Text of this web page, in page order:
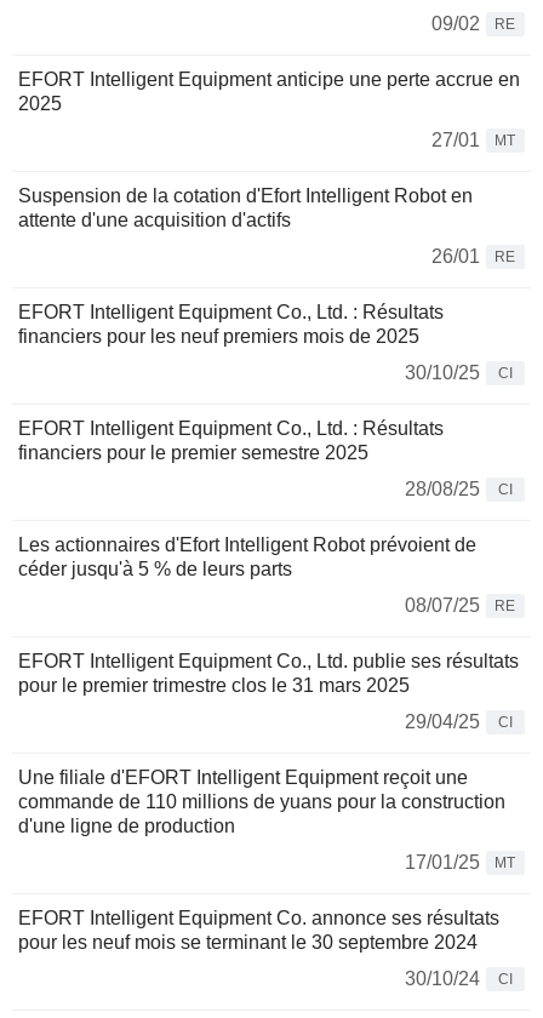
09/02
RE
EFORT Intelligent Equipment anticipe une perte accrue en
2025
27/01
MT
Suspension de la cotation d'Efort Intelligent Robot en
attente d'une acquisition d'actifs
26/01
RE
EFORT Intelligent Equipment Co., Ltd. : Résultats
financiers pour les neuf premiers mois de 2025
30/10/25
CI
EFORT Intelligent Equipment Co., Ltd. : Résultats
financiers pour le premier semestre 2025
28/08/25
CI
Les actionnaires d'Efort Intelligent Robot prévoient de
céder jusqu'à 5 % de leurs parts
08/07/25
RE
EFORT Intelligent Equipment Co., Ltd. publie ses résultats
pour le premier trimestre clos le 31 mars 2025
29/04/25
CI
Une filiale d'EFORT Intelligent Equipment reçoit une
commande de 110 millions de yuans pour la construction
d'une ligne de production
17/01/25
MT
EFORT Intelligent Equipment Co. annonce ses résultats
pour les neuf mois se terminant le 30 septembre 2024
30/10/24
CI